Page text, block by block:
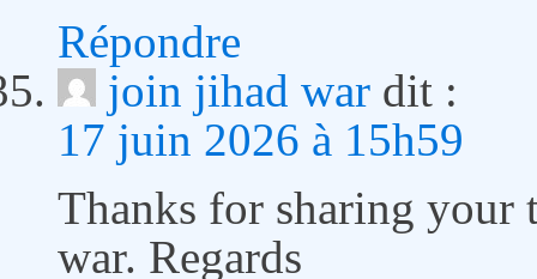
Répondre
join jihad war dit :
17 juin 2026 à 15h59
Thanks for sharing
war. Regards